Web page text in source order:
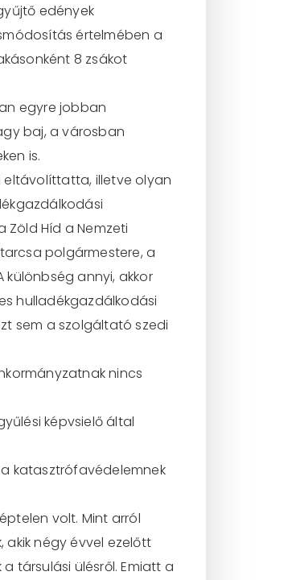
edények
értelmében a
8 zsákot
egyre jobban
baj, a városban
is.
eltávolíttatta, illetve olyan
Híd a Nemzeti
polgármestere, a
annyi, akkor
hulladékgazdálkodási
sem a szolgáltató szedi
nincs
képvsielő által
katasztrófavédelemnek
volt. Mint arról
akik négy évvel ezelőtt
társulási ülésről. Emiatt a